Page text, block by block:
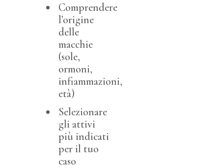
Comprendere
l’origine
delle
macchie
(sole,
ormoni,
infiammazioni,
età)
Selezionare
gli attivi
più indicati
per il tuo
caso